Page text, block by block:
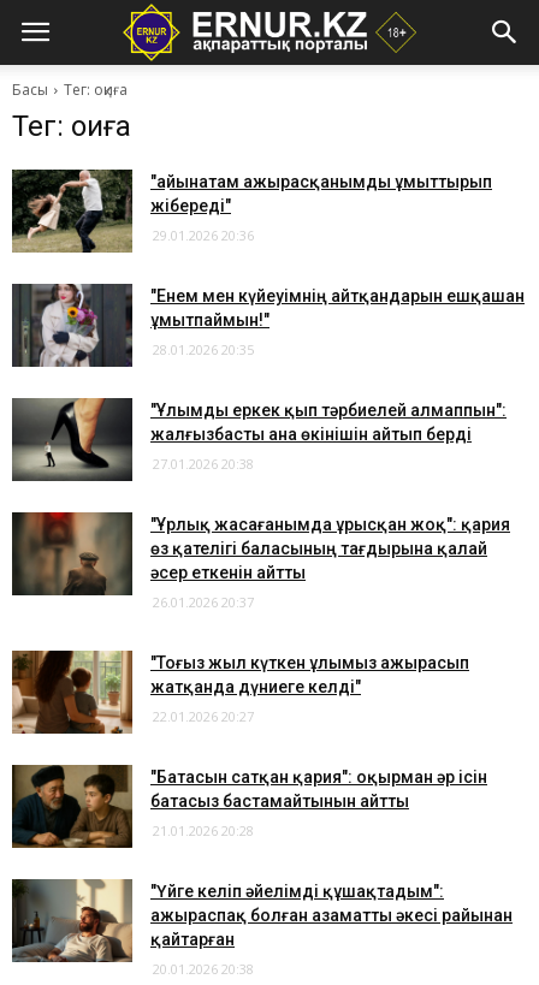
Басы Тег: оқиға
Тег: оқиға
"Қайынатам ажырасқанымды ұмыттырып
жібереді"
29.01.2026 20:36
"Енем мен күйеуімнің айтқандарын ешқашан
ұмытпаймын!"
28.01.2026 20:35
"Ұлымды еркек қып тәрбиелей алмаппын":
жалғызбасты ана өкінішін айтып берді
27.01.2026 20:38
"Ұрлық жасағанымда ұрысқан жоқ": қария
өз қателігі баласының тағдырына қалай
әсер еткенін айтты
26.01.2026 20:37
"Тоғыз жыл күткен ұлымыз ажырасып
жатқанда дүниеге келді"
22.01.2026 20:27
"Батасын сатқан қария": оқырман әр ісін
батасыз бастамайтынын айтты
21.01.2026 20:28
"Үйге келіп әйелімді құшақтадым":
ажыраспақ болған азаматты әкесі райынан
қайтарған
20.01.2026 20:38